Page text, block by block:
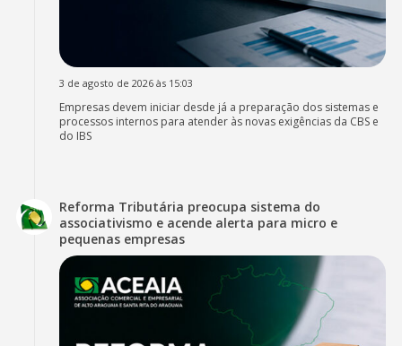
3 de agosto de 2026 às 15:03
Empresas devem iniciar desde já a preparação dos sistemas e
processos internos para atender às novas exigências da CBS e
do IBS
Reforma Tributária preocupa sistema do
associativismo e acende alerta para micro e
pequenas empresas